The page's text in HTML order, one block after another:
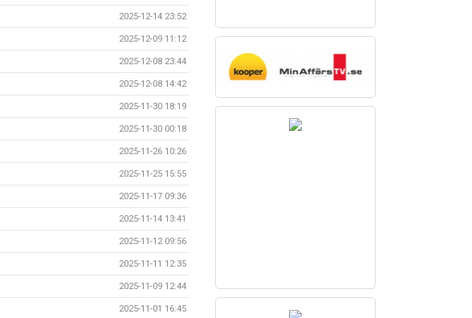
2025-12-14 23:52
2025-12-09 11:12
2025-12-08 23:44
2025-12-08 14:42
2025-11-30 18:19
2025-11-30 00:18
2025-11-26 10:26
2025-11-25 15:55
2025-11-17 09:36
2025-11-14 13:41
2025-11-12 09:56
2025-11-11 12:35
2025-11-09 12:44
2025-11-01 16:45